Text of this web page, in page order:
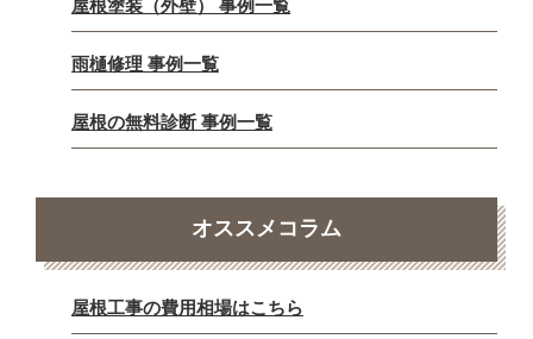
屋根塗装（外壁） 事例一覧
雨樋修理 事例一覧
屋根の無料診断 事例一覧
オススメコラム
屋根工事の費用相場はこちら